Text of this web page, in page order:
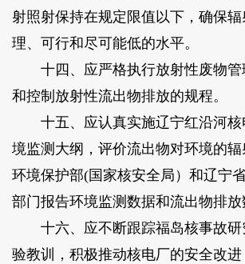
射照射保持在规定限值以下，确保
理、可行和尽可能低的水平。
十四、应严格执行放射性废物管
和控制放射性流出物排放的规程。
十五、应认真实施辽宁红沿河核
境监测大纲，评价流出物对环境的
环境保护部(国家核安全局）和辽宁
部门报告环境监测数据和流出物排放
十六、应不断跟踪福岛核事故研
验教训，积极推动核电厂的安全改